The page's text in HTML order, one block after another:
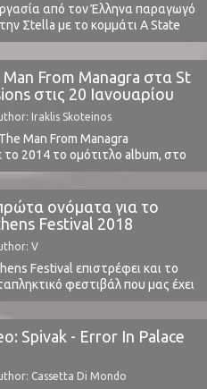
από τον Έλληνα παραγωγό
Σtella με το κομμάτι A State
της Eskimo Recordings
με την Ελληνίδα indie-pop
για να δημιουργήσουν μια "sci-fi
of heartbreaks and mellow synth
states, where we meet and where
μας ...
From Managra στα St
στις 20 Ιανουαρίου
Iraklis Skoteinos
Man From Managra
2014 το ομότιτλο album, στο
συνθέτει και ερμηνεύει τα
σε ύφος που διαφέρει από το
ύφος στο οποίο μας είχε
ενώ πρόσφατα
ονόματα για το
Festival 2018
V
Festival επιστρέφει και το
φεστιβάλ που μας έχει
καλά ονόματα τις δύο
Γεγονός που ανεβάζει τις
μας.Μπορείτε εδώ και εδώ να
μας από το φεστιβάλ το
Moderat, Thievery
πολλούς ακόμα. Με μοναδική ...
Spivak - Error In Palace
Cassetta Di Mondo